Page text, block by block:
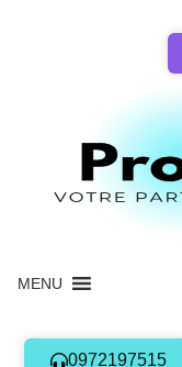
MENU
0972197515